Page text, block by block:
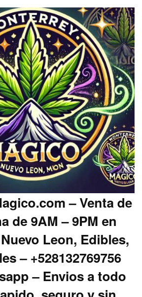
– Venta de
de 9AM – 9PM en
Leon, Edibles,
– +528132769756
– Envios a todo